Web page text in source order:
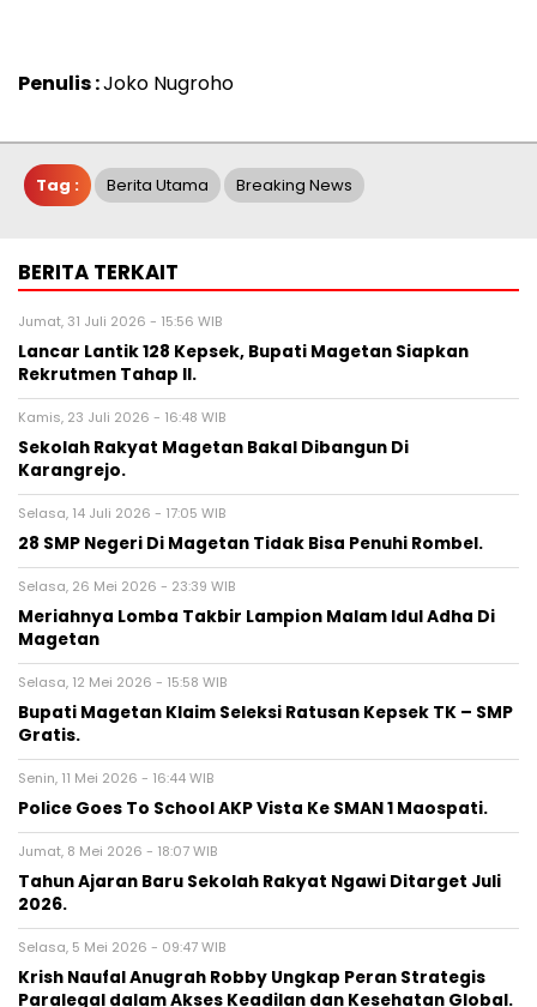
Penulis :Joko Nugroho
Tag : Berita Utama Breaking News
BERITA TERKAIT
Jumat, 31 Juli 2026 - 15:56 WIB
Lancar Lantik 128 Kepsek, Bupati Magetan Siapkan
Rekrutmen Tahap II.
Kamis, 23 Juli 2026 - 16:48 WIB
Sekolah Rakyat Magetan Bakal Dibangun Di
Karangrejo.
Selasa, 14 Juli 2026 - 17:05 WIB
28 SMP Negeri Di Magetan Tidak Bisa Penuhi Rombel.
Selasa, 26 Mei 2026 - 23:39 WIB
Meriahnya Lomba Takbir Lampion Malam Idul Adha Di
Magetan
Selasa, 12 Mei 2026 - 15:58 WIB
Bupati Magetan Klaim Seleksi Ratusan Kepsek TK – SMP
Gratis.
Senin, 11 Mei 2026 - 16:44 WIB
Police Goes To School AKP Vista Ke SMAN 1 Maospati.
Jumat, 8 Mei 2026 - 18:07 WIB
Tahun Ajaran Baru Sekolah Rakyat Ngawi Ditarget Juli
2026.
Selasa, 5 Mei 2026 - 09:47 WIB
Krish Naufal Anugrah Robby Ungkap Peran Strategis
Paralegal dalam Akses Keadilan dan Kesehatan Global.